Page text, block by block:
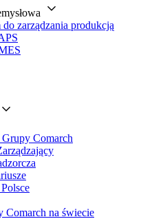
do zarządzania produkcją
Grupy Comarch
Comarch na świecie